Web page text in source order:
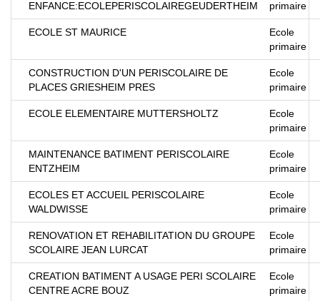
ENFANCE:ECOLEPERISCOLAIREGEUDERTHEIM
primaire
ECOLE ST MAURICE
Ecole
primaire
CONSTRUCTION D'UN PERISCOLAIRE DE
PLACES GRIESHEIM PRES
Ecole
primaire
ECOLE ELEMENTAIRE MUTTERSHOLTZ
Ecole
primaire
MAINTENANCE BATIMENT PERISCOLAIRE
ENTZHEIM
Ecole
primaire
ECOLES ET ACCUEIL PERISCOLAIRE
WALDWISSE
Ecole
primaire
RENOVATION ET REHABILITATION DU GROUPE
SCOLAIRE JEAN LURCAT
Ecole
primaire
CREATION BATIMENT A USAGE PERI SCOLAIRE
CENTRE ACRE BOUZ
Ecole
primaire